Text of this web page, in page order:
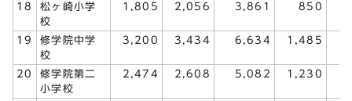
18
松ヶ崎小学
校
1,805 2,056 3,861 850
19
修学院中学
校
3,200 3,434 6,634 1,485
20
修学院第二
小学校
2,474 2,608 5,082 1,230